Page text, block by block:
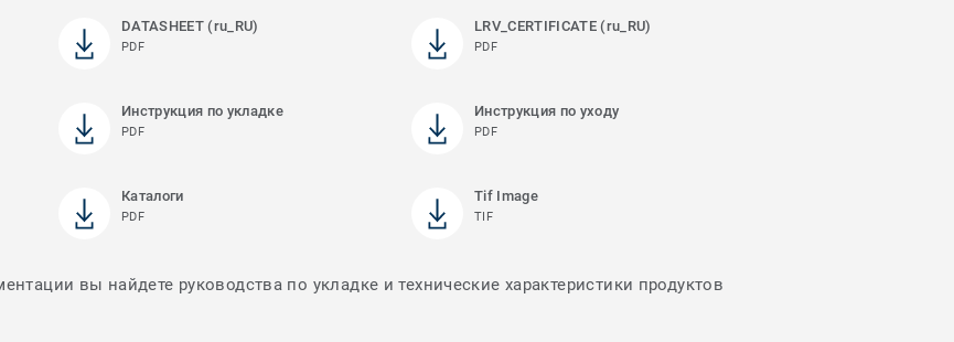
DATASHEET (ru_RU)
PDF
LRV_CERTIFICATE (ru_RU)
PDF
Инструкция по укладке
PDF
Инструкция по уходу
PDF
Каталоги
PDF
Tif Image
TIF
вы найдете руководства по укладке и технические характеристики продуктов